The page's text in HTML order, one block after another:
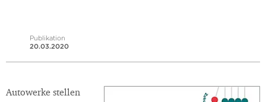
Publikation
20.03.2020
Autowerke stellen